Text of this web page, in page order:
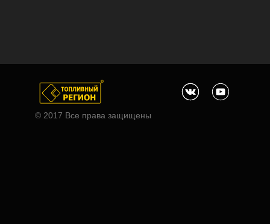
© 2017 Все права защищены